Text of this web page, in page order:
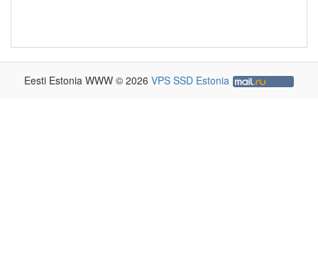
Eesti Estonia WWW © 2026 VPS SSD Estonia